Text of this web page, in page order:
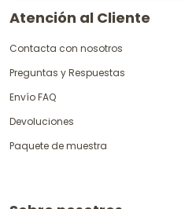
Atención al Cliente
Contacta con nosotros
Preguntas y Respuestas
Envío FAQ
Devoluciones
Paquete de muestra